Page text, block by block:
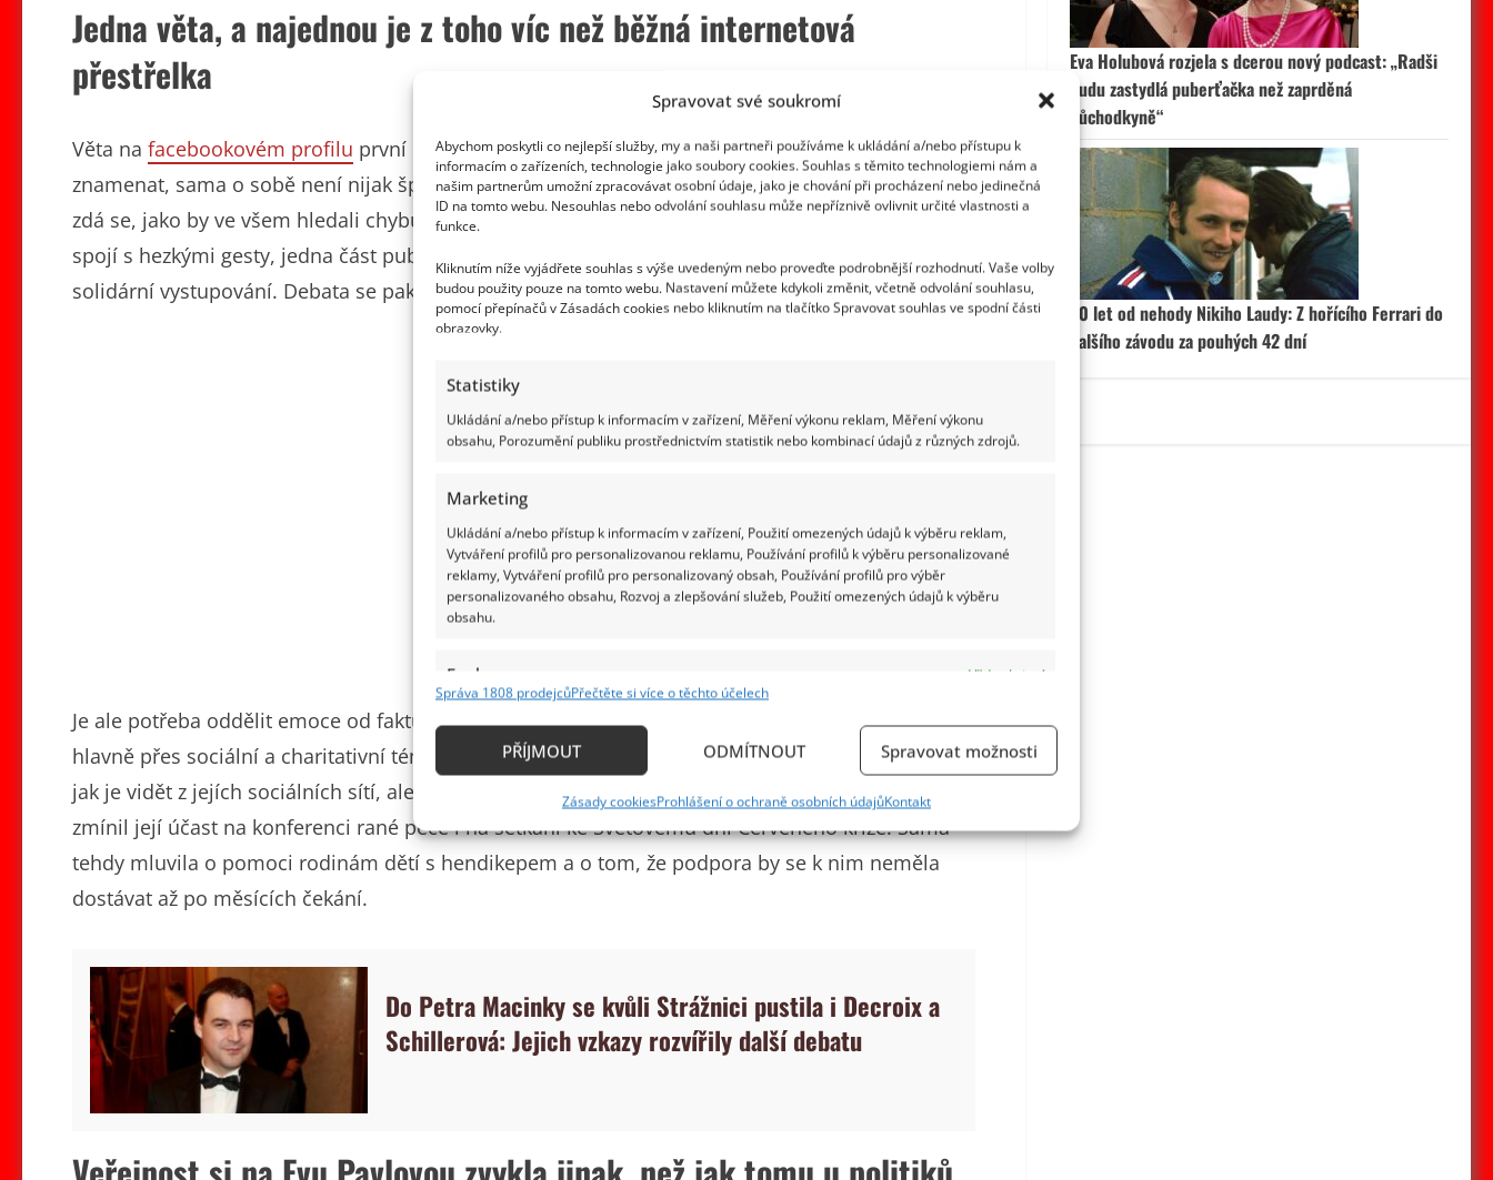
Spravovat své soukromí
Abychom poskytli co nejlepší služby, my a naši partneři používáme k ukládání a/nebo přístupu k
informacím o zařízeních, technologie jako soubory cookies. Souhlas s těmito technologiemi nám a
našim partnerům umožní zpracovávat osobní údaje, jako je chování při procházení nebo jedinečná
ID na tomto webu. Nesouhlas nebo odvolání souhlasu může nepříznivě ovlivnit určité vlastnosti a
funkce.
Kliknutím níže vyjádřete souhlas s výše uvedeným nebo proveďte podrobnější rozhodnutí. Vaše volby
budou použity pouze na tomto webu. Nastavení můžete kdykoli změnit, včetně odvolání souhlasu,
pomocí přepínačů v Zásadách cookies nebo kliknutím na tlačítko Spravovat souhlas ve spodní části
obrazovky.
Statistiky
Ukládání a/nebo přístup k informacím v zařízení, Měření výkonu reklam, Měření výkonu
obsahu, Porozumění publiku prostřednictvím statistik nebo kombinací údajů z různých zdrojů.
Marketing
Ukládání a/nebo přístup k informacím v zařízení, Použití omezených údajů k výběru reklam,
Vytváření profilů pro personalizovanou reklamu, Používání profilů k výběru personalizované
reklamy, Vytváření profilů pro personalizovaný obsah, Používání profilů pro výběr
personalizovaného obsahu, Rozvoj a zlepšování služeb, Použití omezených údajů k výběru
obsahu.
Funkce
Vždy aktivní
Identifikace zařízení na základě automaticky přenášených informací.
základě aktivně požadovaných informací.
Zajištění bezpečnosti, předcházení a zjišťování podvodů a
Správa 1808 prodejcůPřečtěte si více o těchto účelech
PŘÍJMOUT ODMÍTNOUT Spravovat možnosti
Zásady cookiesProhlášení o ochraně osobních údajůKontakt
Jedna věta, a najednou je z toho víc než běžná internetová
přestřelka
Věta na facebookovém profilu první dámy o tom, že i malé gesto může v těchto dnech hodně
znamenat, sama o sobě není nijak špatná ani útočná. Jenže lidé dnes reagují rázněji než dřív a
zdá se, jako by ve všem hledali chybu nebo záminku ke kritice. Jakmile se jméno první dámy
spojí s hezkými gesty, jedna část publika v tom vidí politický postoj, druhá prachobyčejné lidské
solidární vystupování. Debata se pak spíš přetahuje o to, kdo komu co vlastně vzkázal.
Je ale potřeba oddělit emoce od faktů. Ověřené je, že Eva Pavlová se dlouhodobě profiluje
hlavně přes sociální a charitativní témata, ne přes stranickou politiku. To platí již dlouhodobě,
jak je vidět z jejích sociálních sítí, ale popsal to třeba i web
Pražského hradu , který v květnu 2023
zmínil její účast na konferenci rané péče i na setkání ke Světovému dni Červeného kříže. Sama
tehdy mluvila o pomoci rodinám dětí s hendikepem a o tom, že podpora by se k nim neměla
dostávat až po měsících čekání.
Do Petra Macinky se kvůli Strážnici pustila i Decroix a
Schillerová: Jejich vzkazy rozvířily další debatu
Eva Holubová rozjela s dcerou nový podcast: „Radši
budu zastydlá puberťačka než zaprděná
důchodkyně“
50 let od nehody Nikiho Laudy: Z hořícího Ferrari do
dalšího závodu za pouhých 42 dní